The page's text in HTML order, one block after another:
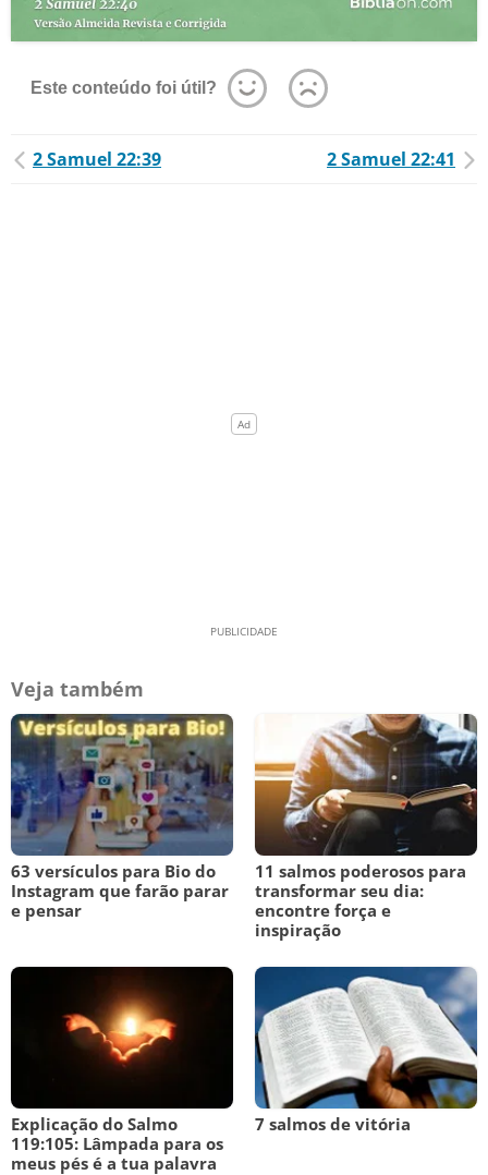
Este conteúdo foi útil?
2 Samuel 22:39 2 Samuel 22:41
Veja também
63 versículos para Bio do
Instagram que farão parar
e pensar
11 salmos poderosos para
transformar seu dia:
encontre força e
inspiração
Explicação do Salmo
119:105: Lâmpada para os
meus pés é a tua palavra
7 salmos de vitória